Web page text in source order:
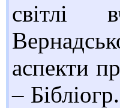
світлі
аспекти
–